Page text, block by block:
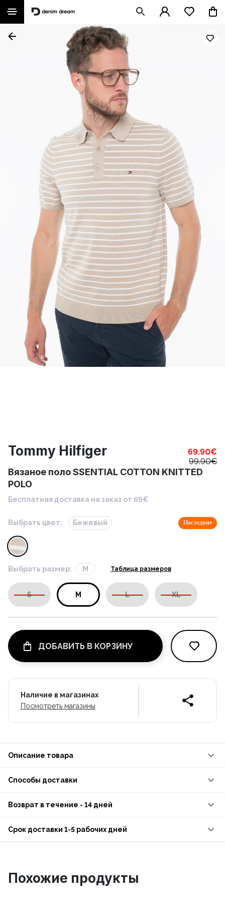
Tommy Hilfiger 69.90€
99.90€
Вязаное поло SSENTIAL COTTON KNITTED
POLO
Бесплатная доставка на заказ от 69€
Выбрать цвет: Бежевый Последние
Выбрать размер: M Таблица размеров
S M L XL
ДОБАВИТЬ В КОРЗИНУ
Наличие в магазинах
Посмотреть магазины
Описание товара
Способы доставки
Возврат в течение - 14 дней
Срок доставки 1-5 рабочих дней
Похожие продукты